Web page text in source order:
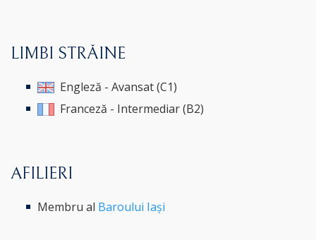
LIMBI STRĂINE
Engleză - Avansat (C1)
Franceză - Intermediar (B2)
AFILIERI
Membru al Baroului Iași